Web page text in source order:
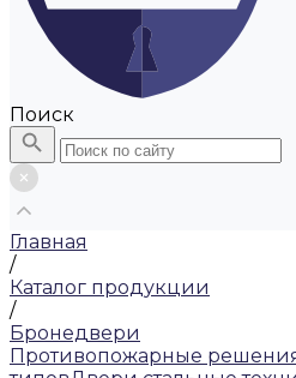
Поиск
Главная
/
Каталог продукции
/
Бронедвери
Противопожарные